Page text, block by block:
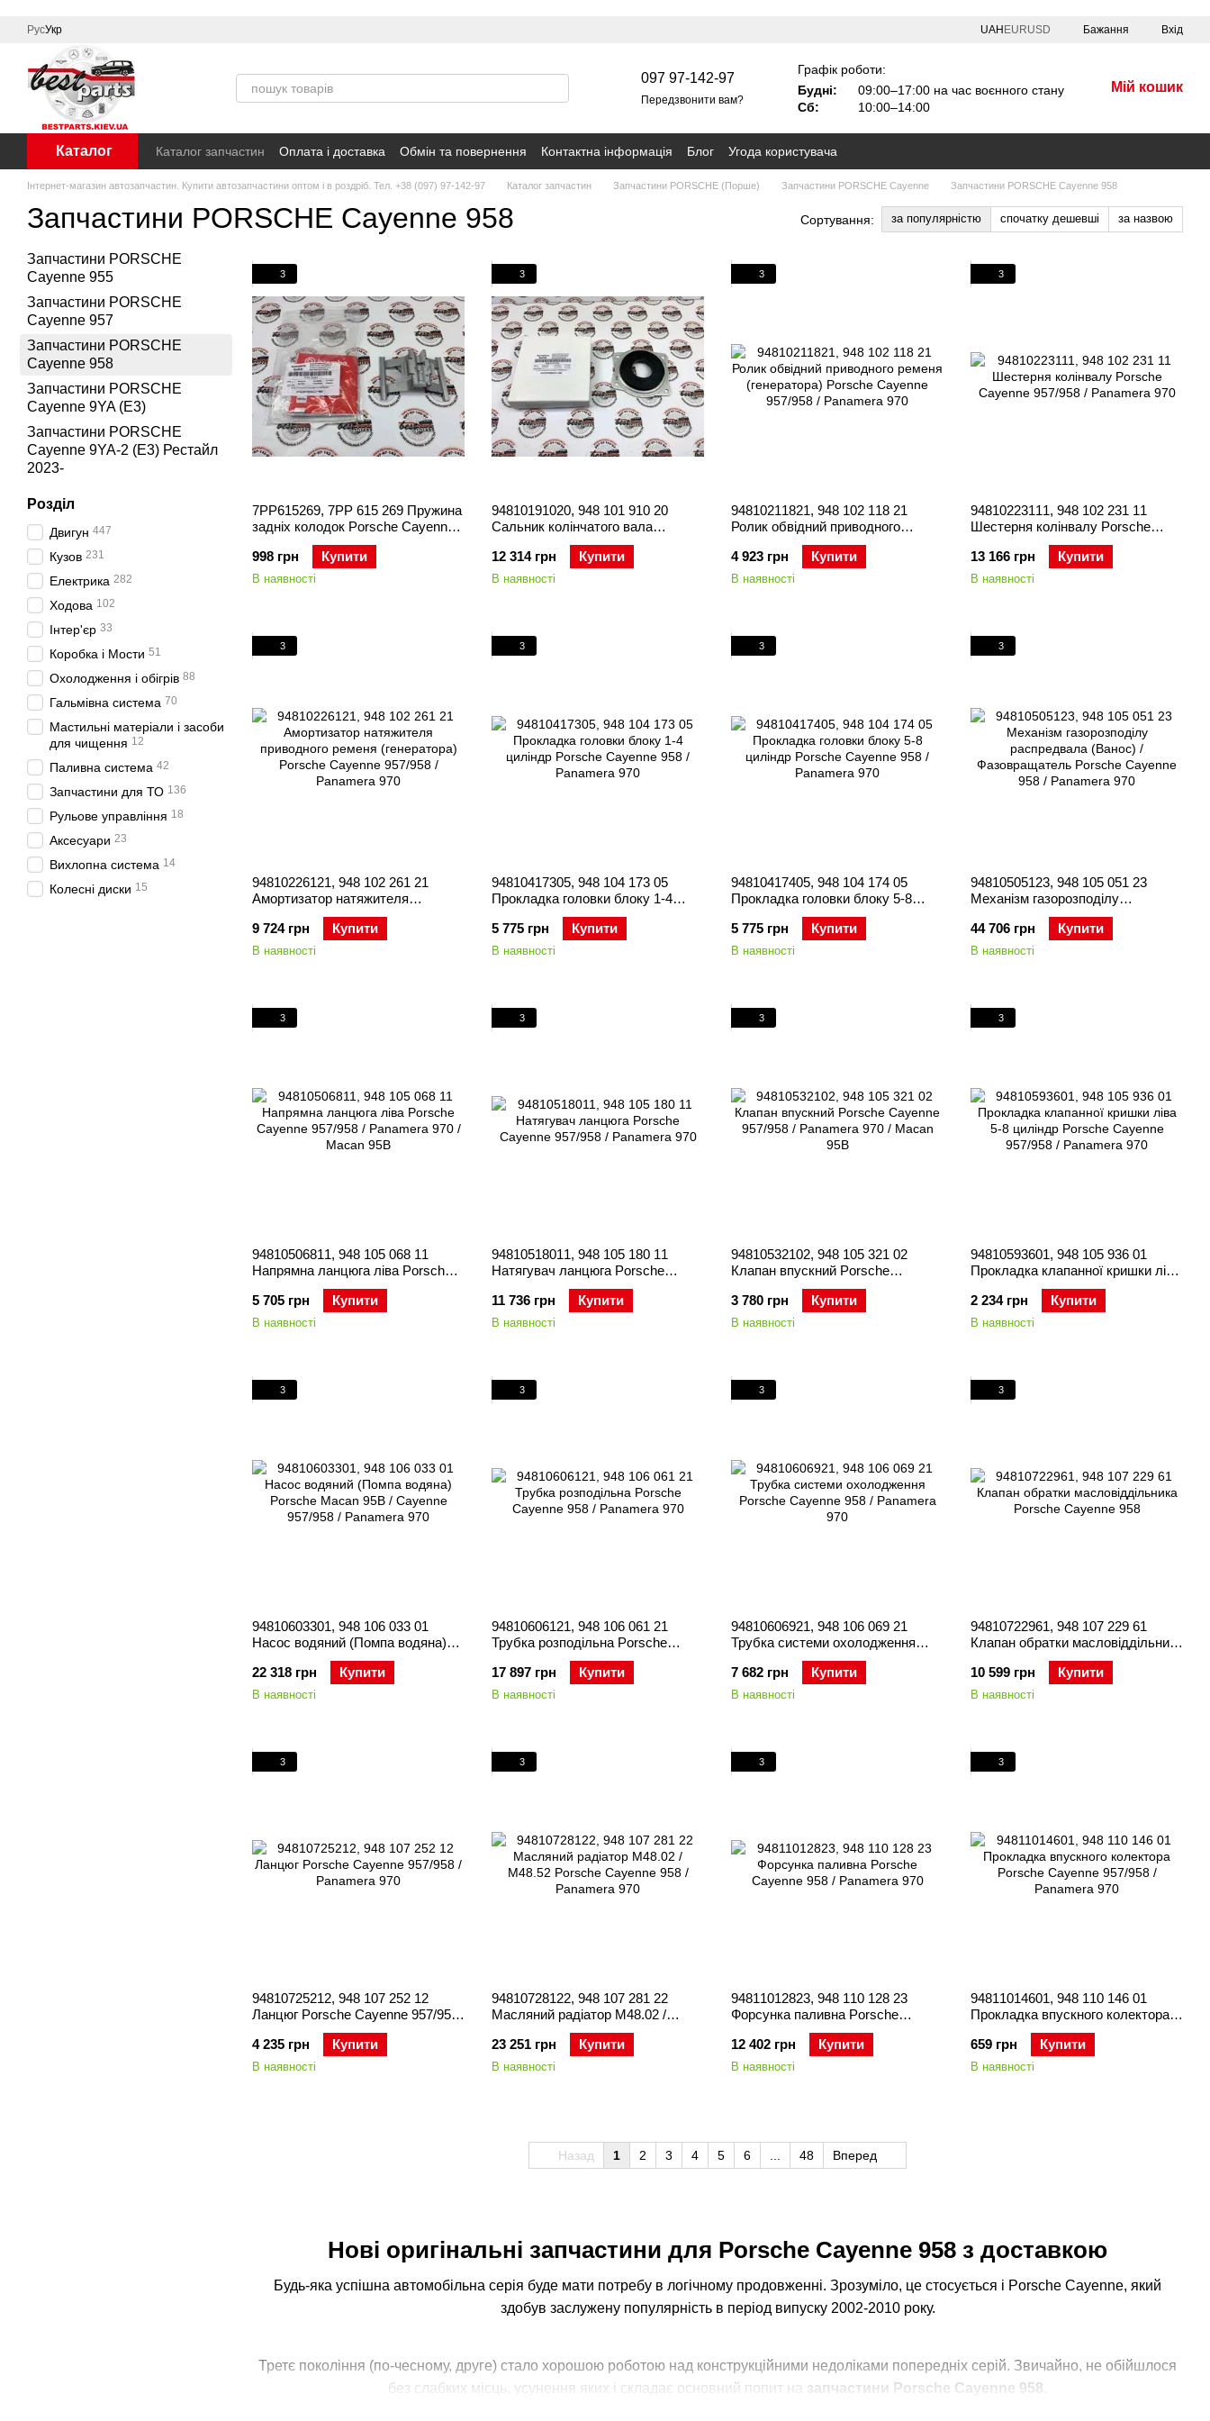
Перейти до основного контенту
РусУкр UAH EURUSD Бажання Вхід
097 97-142-97
Передзвонити вам?
Графік роботи:
Будні:
09:00–17:00 на час воєнного стану
Сб:
10:00–14:00
Мій кошик
Каталог Каталог запчастин Оплата і доставка Обмін та повернення Контактна інформація Блог Угода користувача
Інтернет-магазин автозапчастин. Купити автозапчастини оптом і в роздріб. Тел. +38 (097) 97-142-97 Каталог запчастин Запчастини PORSCHE (Порше) Запчастини PORSCHE Cayenne Запчастини PORSCHE Cayenne 958
Запчастини PORSCHE Cayenne 958 Сортування: за популярністю спочатку дешевші за назвою
Нові оригінальні запчастини для Porsche Cayenne 958 з доставкою
Будь-яка успішна автомобільна серія буде мати потребу в логічному продовженні. Зрозуміло, це стосується і Porsche Cayenne, який
здобув заслужену популярність в період випуску 2002-2010 року.
Третє покоління (по-чесному, друге) стало хорошою роботою над конструкційними недоліками попередніх серій. Звичайно, не обійшлося
без слабких місць, усунення яких і складає основний попит на запчастини Porsche Cayenne 958
3
7PP615269, 7PP 615 269 Пружина
задніх колодок Porsche Cayenne
998 грн
Купити
В наявності
3
94810191020, 948 101 910 20
Сальник колінчатого вала
(колінвалу) передній Porsche
Cayenne 955/957/958 / Macan 95B
/ Panamera 970
12 314 грн Купити
В наявності
3
94810211821, 948 102 118 21
Ролик обвідний приводного
ременя (генератора) Porsche
Cayenne 957/958 / Panamera 970
4 923 грн Купити
В наявності
3
94810223111, 948 102 231 11
Шестерня колінвалу Porsche
Cayenne 957/958 / Panamera 970
13 166 грн
Купити
В наявності
3
94810226121, 948 102 261 21
Амортизатор натяжителя
приводного ременя (генератора)
Porsche Cayenne 957/958 /
Panamera 970
9 724 грн Купити
В наявності
3
94810417305, 948 104 173 05
Прокладка головки блоку 1-4
циліндр Porsche Cayenne 958 /
Panamera 970
5 775 грн Купити
В наявності
3
94810417405, 948 104 174 05
Прокладка головки блоку 5-8
циліндр Porsche Cayenne 958 /
Panamera 970
5 775 грн Купити
В наявності
3
94810505123, 948 105 051 23
Механізм газорозподілу
распредвала (Ванос) /
Фазовращатель Porsche Cayenne
958 / Panamera 970
44 706 грн Купити
В наявності
3
94810506811, 948 105 068 11
Напрямна ланцюга ліва Porsche
Cayenne 957/958 / Panamera 970 /
Macan 95B
5 705 грн Купити
В наявності
3
94810518011, 948 105 180 11
Натягувач ланцюга Porsche
Cayenne 957/958 / Panamera 970
11 736 грн
Купити
В наявності
3
94810532102, 948 105 321 02
Клапан впускний Porsche
Cayenne 957/958 / Panamera 970 /
Macan 95B
3 780 грн Купити
В наявності
3
94810593601, 948 105 936 01
Прокладка клапанної кришки ліва
5-8 циліндр Porsche Cayenne
957/958 / Panamera 970
2 234 грн Купити
В наявності
3
94810603301, 948 106 033 01
Насос водяний (Помпа водяна)
Porsche Macan 95B / Cayenne
957/958 / Panamera 970
22 318 грн Купити
В наявності
3
94810606121, 948 106 061 21
Трубка розподільна Porsche
Cayenne 958 / Panamera 970
17 897 грн
Купити
В наявності
3
94810606921, 948 106 069 21
Трубка системи охолодження
Porsche Cayenne 958 / Panamera
970
7 682 грн Купити
В наявності
3
94810722961, 948 107 229 61
Клапан обратки масловіддільника
Porsche Cayenne 958
10 599 грн
Купити
В наявності
3
94810725212, 948 107 252 12
Ланцюг Porsche Cayenne 957/958
/ Panamera 970
4 235 грн
Купити
В наявності
3
94810728122, 948 107 281 22
Масляний радіатор M48.02 /
M48.52 Porsche Cayenne 958 /
Panamera 970
23 251 грн Купити
В наявності
3
94811012823, 948 110 128 23
Форсунка паливна Porsche
Cayenne 958 / Panamera 970
12 402 грн
Купити
В наявності
3
94811014601, 948 110 146 01
Прокладка впускного колектора
Porsche Cayenne 957/958 /
Panamera 970
659 грн Купити
В наявності
Назад 1 2 3 4 5 6 48 Вперед
Запчастини PORSCHE
Cayenne 955
Запчастини PORSCHE
Cayenne 957
Запчастини PORSCHE
Cayenne 958
Запчастини PORSCHE
Cayenne 9YA (E3)
Запчастини PORSCHE
Cayenne 9YA-2 (E3) Рестайл
2023-
Розділ
Двигун 447
Кузов 231
Електрика 282
Ходова 102
Інтер'єр 33
Коробка і Мости 51
Охолодження і обігрів 88
Гальмівна система 70
Мастильні матеріали і засоби
для чищення 12
Паливна система 42
Запчастини для ТО 136
Рульове управління 18
Аксесуари 23
Вихлопна система 14
Колесні диски 15